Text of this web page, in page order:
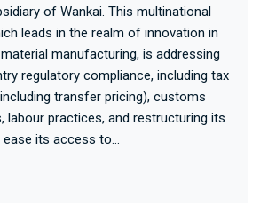
of Wankai. This multinational
leads in the realm of innovation in
manufacturing, is addressing
regulatory compliance, including tax
transfer pricing), customs
labour practices, and restructuring its
its access to...